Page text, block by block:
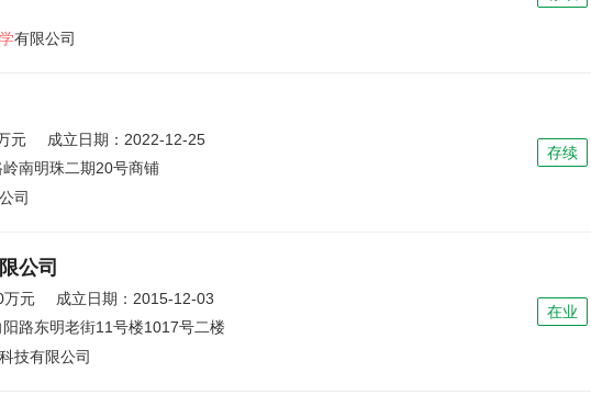
有限公司
元
成立日期：2022-12-25
南明珠二期20号商铺
司
存续
公司
万元
成立日期：2015-12-03
路东明老街11号楼1017号二楼
技有限公司
在业